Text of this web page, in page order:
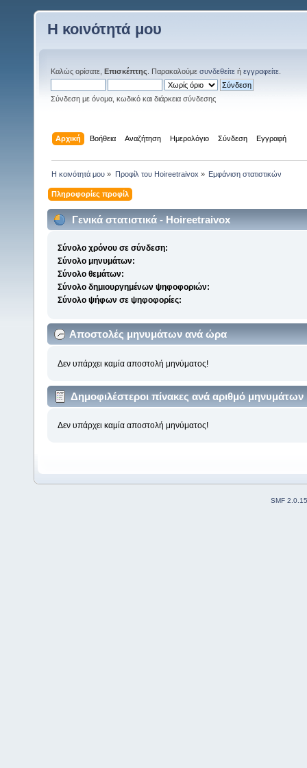
Η κοινότητά μου
Καλώς ορίσατε, Επισκέπτης . Παρακαλούμε συνδεθείτε ή εγγραφείτε
Σύνδεση με όνομα, κωδικό και διάρκεια σύνδεσης
Αρχική Βοήθεια Αναζήτηση Ημερολόγιο Σύνδεση Εγγραφή
Η κοινότητά μου » Προφίλ του Hoireetraivox » Εμφάνιση στατιστικών
Πληροφορίες προφίλ
Γενικά στατιστικά - Hoireetraivox
Σύνολο χρόνου σε σύνδεση:
Σύνολο μηνυμάτων:
Σύνολο θεμάτων:
Σύνολο δημιουργημένων ψηφοφοριών:
Σύνολο ψήφων σε ψηφοφορίες:
Αποστολές μηνυμάτων ανά ώρα
Δεν υπάρχει καμία αποστολή μηνύματος!
Δημοφιλέστεροι πίνακες ανά αριθμό μηνυμάτων
Δεν υπάρχει καμία αποστολή μηνύματος!
SMF 2.0.15